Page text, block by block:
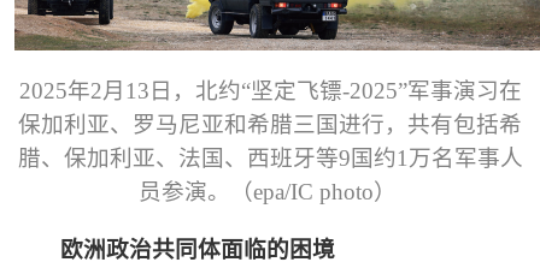
2025年2月13日，北约“坚定飞镖-2025”军事演习在
保加利亚、罗马尼亚和希腊三国进行，共有包括希
腊、保加利亚、法国、西班牙等9国约1万名军事人
员参演。（epa/IC photo）
欧洲政治共同体面临的困境